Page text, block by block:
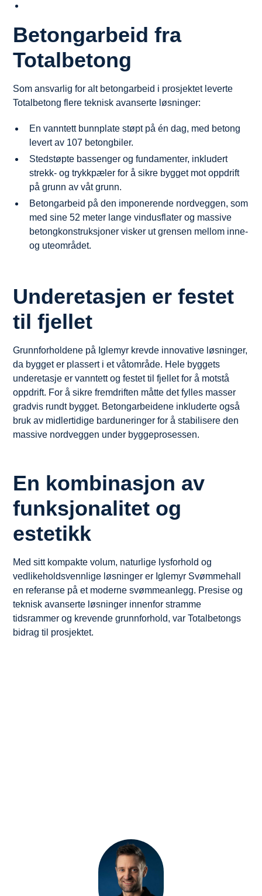
Betongarbeid fra
Totalbetong
Som ansvarlig for alt betongarbeid i prosjektet leverte
Totalbetong flere teknisk avanserte løsninger:
En vanntett bunnplate støpt på én dag, med betong
levert av 107 betongbiler.
Stedstøpte bassenger og fundamenter, inkludert
strekk- og trykkpæler for å sikre bygget mot oppdrift
på grunn av våt grunn.
Betongarbeid på den imponerende nordveggen, som
med sine 52 meter lange vindusflater og massive
betongkonstruksjoner visker ut grensen mellom inne-
og uteområdet.
Underetasjen er festet
til fjellet
Grunnforholdene på Iglemyr krevde innovative løsninger,
da bygget er plassert i et våtområde. Hele byggets
underetasje er vanntett og festet til fjellet for å motstå
oppdrift. For å sikre fremdriften måtte det fylles masser
gradvis rundt bygget. Betongarbeidene inkluderte også
bruk av midlertidige barduneringer for å stabilisere den
massive nordveggen under byggeprosessen.
En kombinasjon av
funksjonalitet og
estetikk
Med sitt kompakte volum, naturlige lysforhold og
vedlikeholdsvennlige løsninger er Iglemyr Svømmehall
en referanse på et moderne svømmeanlegg. Presise og
teknisk avanserte løsninger innenfor stramme
tidsrammer og krevende grunnforhold, var Totalbetongs
bidrag til prosjektet.